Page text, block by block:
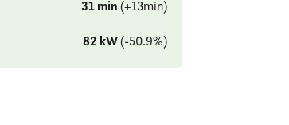
31 min(+13min)
82 kW(-50.9%)